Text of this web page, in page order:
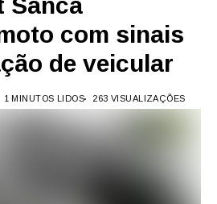
com sinais
de veicular
1 MINUTOS LIDOS 263 VISUALIZAÇÕES